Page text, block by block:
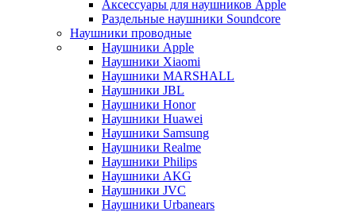
Аксессуары для наушников Apple
Раздельные наушники Soundcore
Наушники проводные
Наушники Apple
Наушники Xiaomi
Наушники MARSHALL
Наушники JBL
Наушники Honor
Наушники Huawei
Наушники Samsung
Наушники Realme
Наушники Philips
Наушники AKG
Наушники JVC
Наушники Urbanears